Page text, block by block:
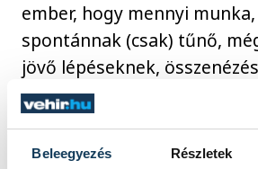
Beleegyezés Részletek
ember, hogy mennyi
spontánnak (csak) tűnő,
jövő lépéseknek,
Az első katarzis élmény –
Behumi Dóri fuvolaszólója